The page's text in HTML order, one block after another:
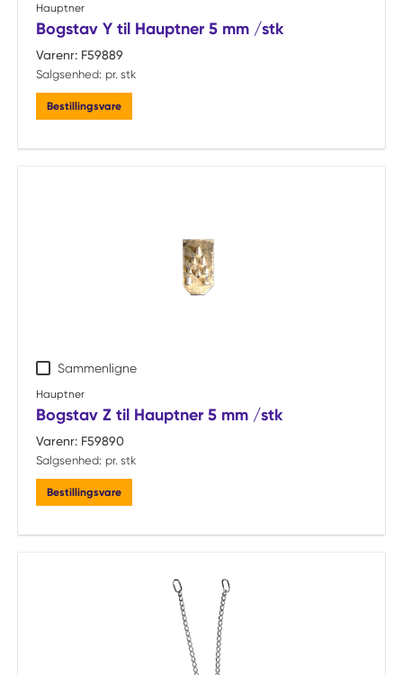
Hauptner
Bogstav Y til Hauptner 5 mm /stk
Varenr: F59889
Salgsenhed: pr. stk
Bestillingsvare
Sammenligne
Hauptner
Bogstav Z til Hauptner 5 mm /stk
Varenr: F59890
Salgsenhed: pr. stk
Bestillingsvare